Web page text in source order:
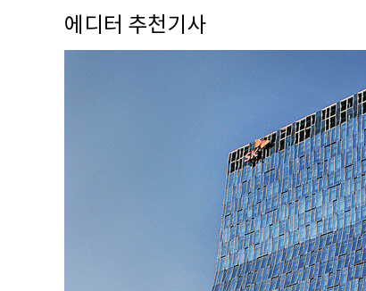
에디터 추천기사